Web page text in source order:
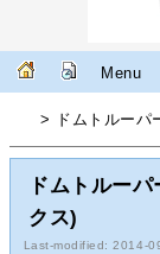
Menu
> ドムトルーパ
ドムトルー
クス)
Last-modified: 2014-